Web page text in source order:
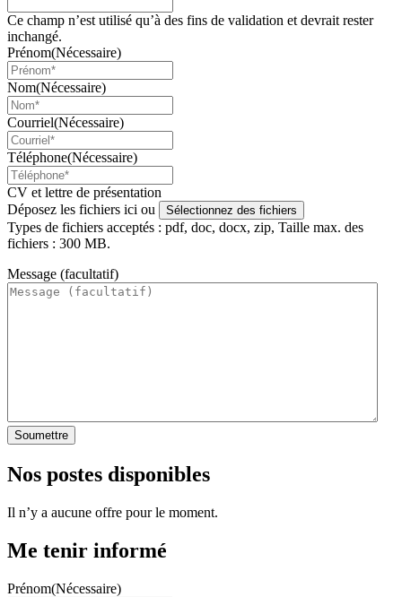
Ce champ n’est utilisé qu’à des fins de validation et devrait rester
inchangé.
Prénom(Nécessaire)
Nom(Nécessaire)
Courriel(Nécessaire)
Téléphone(Nécessaire)
CV et lettre de présentation
Déposez les fichiers ici ou
Sélectionnez des fichiers
Types de fichiers acceptés : pdf, doc, docx, zip, Taille max. des
fichiers : 300 MB.
Message (facultatif)
Soumettre
Nos postes disponibles
Il n’y a aucune offre pour le moment.
Me tenir informé
Prénom(Nécessaire)